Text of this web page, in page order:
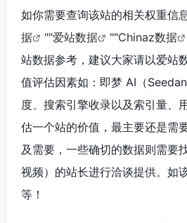
如你需要查询该站的相关权重信
据
""爱站数据 ""Chinaz数据
站数据参考，建议大家请以爱站
值评估因素如：即梦 AI（
度、搜索引擎收录以及索引量、
估一个站的价值，最主要还是需
及需要，一些确切的数据则需要
视频）的站长进行洽谈提供。如
等！